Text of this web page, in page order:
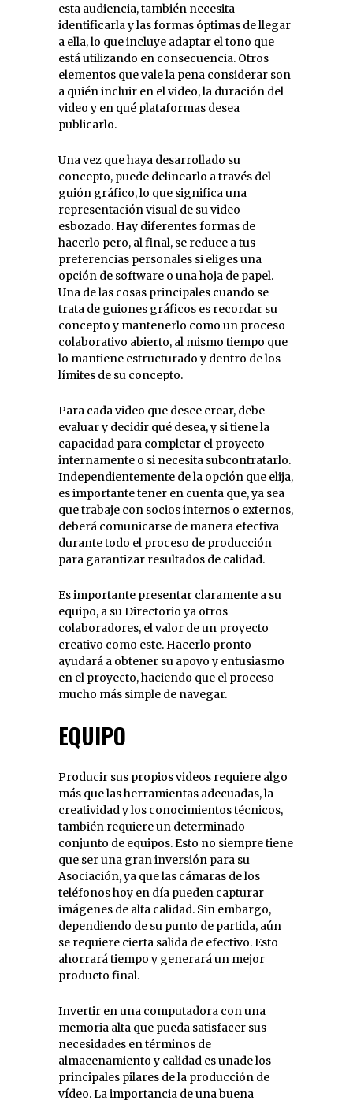
esta audiencia, también necesita
identificarla y las formas óptimas de llegar
a ella, lo que incluye adaptar el tono que
está utilizando en consecuencia. Otros
elementos que vale la pena considerar son
a quién incluir en el video, la duración del
video y en qué plataformas desea
publicarlo.
Una vez que haya desarrollado su
concepto, puede delinearlo a través del
guión gráfico, lo que significa una
representación visual de su video
esbozado. Hay diferentes formas de
hacerlo pero, al final, se reduce a tus
preferencias personales si eliges una
opción de software o una hoja de papel.
Una de las cosas principales cuando se
trata de guiones gráficos es recordar su
concepto y mantenerlo como un proceso
colaborativo abierto, al mismo tiempo que
lo mantiene estructurado y dentro de los
límites de su concepto.
Para cada video que desee crear, debe
evaluar y decidir qué desea, y si tiene la
capacidad para completar el proyecto
internamente o si necesita subcontratarlo.
Independientemente de la opción que elija,
es importante tener en cuenta que, ya sea
que trabaje con socios internos o externos,
deberá comunicarse de manera efectiva
durante todo el proceso de producción
para garantizar resultados de calidad.
Es importante presentar claramente a su
equipo, a su Directorio ya otros
colaboradores, el valor de un proyecto
creativo como este. Hacerlo pronto
ayudará a obtener su apoyo y entusiasmo
en el proyecto, haciendo que el proceso
mucho más simple de navegar.
EQUIPO
Producir sus propios videos requiere algo
más que las herramientas adecuadas, la
creatividad y los conocimientos técnicos,
también requiere un determinado
conjunto de equipos. Esto no siempre tiene
que ser una gran inversión para su
Asociación, ya que las cámaras de los
teléfonos hoy en día pueden capturar
imágenes de alta calidad. Sin embargo,
dependiendo de su punto de partida, aún
se requiere cierta salida de efectivo. Esto
ahorrará tiempo y generará un mejor
producto final.
Invertir en una computadora con una
memoria alta que pueda satisfacer sus
necesidades en términos de
almacenamiento y calidad es unade los
principales pilares de la producción de
vídeo. La importancia de una buena